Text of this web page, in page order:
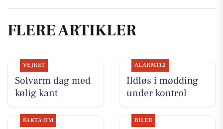
FLERE ARTIKLER
VEJRET
Solvarm dag med
kølig kant
ALARM112
Ildløs i mødding
under kontrol
FAKTA OM BILER